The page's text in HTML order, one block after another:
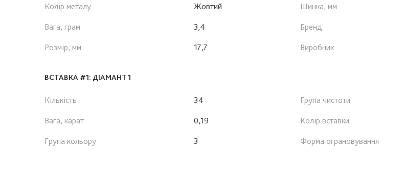
Колір металу
Жовтий
Вага, грам
3,4
Розмір, мм
17,7
Шинка, мм
Бренд
Виробник
ВСТАВКА #1: ДІАМАНТ 1
Кількість
34
Вага, карат
0,19
Група кольору
3
Група чистоти
Колір вставки
Форма ограновування